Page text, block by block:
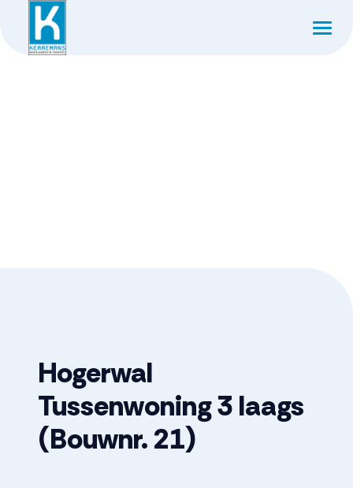
Hogerwal
Tussenwoning 3 laags
(Bouwnr. 21)